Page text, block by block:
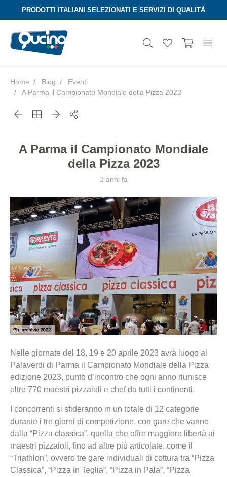
Aura
PRODOTTI ITALIANI SELEZIONATI E SERVIZI DI QUALITÀ
Home Blog
Eventi
A Parma il Campionato Mondiale della Pizza 2023
A Parma il Campionato Mondiale
della Pizza 2023
3 anni fa
Nelle giornate del 18, 19 e 20 aprile 2023 avrà luogo al
Palaverdi di Parma il Campionato Mondiale della Pizza
edizione 2023, punto d’incontro che ogni anno riunisce
oltre 770 maestri pizzaioli e chef da tutti i continenti.
I concorrenti si sfideranno in un totale di 12 categorie
durante i tre giorni di competizione, con gare che vanno
dalla “Pizza classica”, quella che offre maggiore libertà ai
maestri pizzaioli, fino ad altre più articolate, come il
“Triathlon”, ovvero tre gare individuali di cottura tra “Pizza
Classica”, “Pizza in Teglia”, “Pizza in Pala”, “Pizza